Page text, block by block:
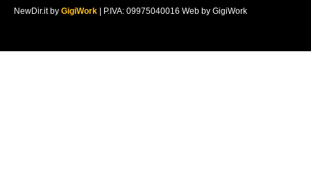
NewDir.it by GigiWork | P.IVA: 09975040016 Web by GigiWork